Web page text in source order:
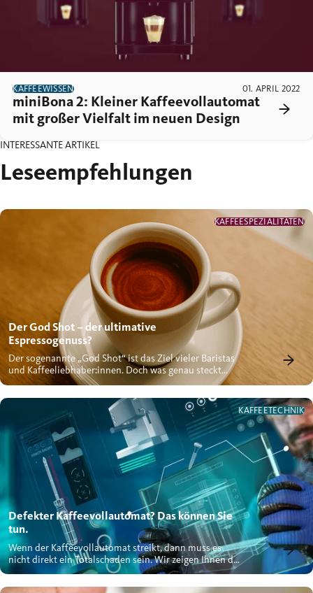
KAFFEEWISSEN 01. APRIL 2022
miniBona 2: Kleiner Kaffeevollautomat
mit großer Vielfalt im neuen Design
INTERESSANTE ARTIKEL
Leseempfehlungen
KAFFEESPEZIALITÄTEN
Der God Shot – der ultimative
Espressogenuss?
Der sogenannte „God Shot“ ist das Ziel vieler Baristas
und Kaffeeliebhaber:innen. Doch was genau steckt
hinter diesem...
KAFFEETECHNIK
Defekter Kaffeevollautomat? Das können Sie
tun.
Wenn der Kaffeevollautomat streikt, dann muss es
nicht direkt ein Totalschaden sein. Wir zeigen Ihnen die
gängigsten...